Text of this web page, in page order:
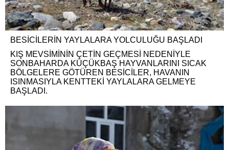
BESİCİLERİN YAYLALARA YOLCULUĞU BAŞLADI
KIŞ MEVSİMİNİN ÇETİN GEÇMESİ NEDENİYLE
SONBAHARDA KÜÇÜKBAŞ HAYVANLARINI SICAK
BÖLGELERE GÖTÜREN BESİCİLER, HAVANIN
ISINMASIYLA KENTTEKİ YAYLALARA GELMEYE
BAŞLADI.